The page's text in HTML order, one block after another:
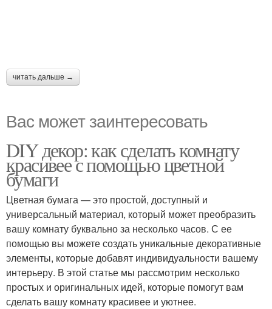
читать дальше →
Вас может заинтересовать
DIY декор: как сделать комнату
красивее с помощью цветной
бумаги
Цветная бумага — это простой, доступный и
универсальный материал, который может преобразить
вашу комнату буквально за несколько часов. С ее
помощью вы можете создать уникальные декоративные
элементы, которые добавят индивидуальности вашему
интерьеру. В этой статье мы рассмотрим несколько
простых и оригинальных идей, которые помогут вам
сделать вашу комнату красивее и уютнее.